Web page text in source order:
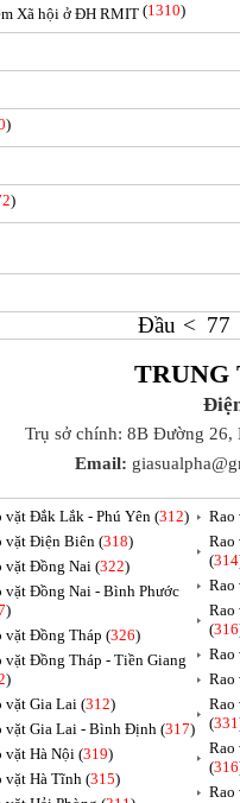
Xã hội ở ĐH RMIT(1310)
)
)
Đầu < 77
TRUNG
Trụ sở chính: 8B Đường
Email:
vặt Đắk Lắk - Phú Yên (312)
vặt Điện Biên (318)
vặt Đồng Nai (322)
vặt Đồng Nai - Bình Phước
)
vặt Đồng Tháp (326)
vặt Đồng Tháp - Tiền Giang
)
vặt Gia Lai (312)
vặt Gia Lai - Bình Định (317)
vặt Hà Nội (319)
vặt Hà Tĩnh (315)
Rao
Rao
(314
Rao
Rao
(316
Rao
Rao
Rao
(331
Rao
(316
Rao